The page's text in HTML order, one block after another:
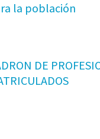
la población
DE